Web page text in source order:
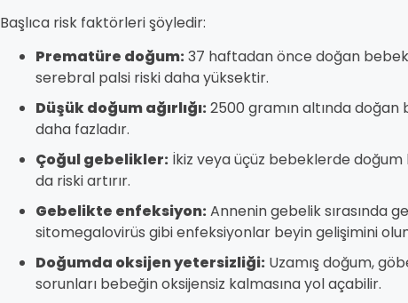
Başlıca risk faktörleri şöyledir:
Prematüre doğum:37 haftadan önce doğan
serebral palsi riski daha yüksektir.
Düşük doğum ağırlığı:2500 gramın altında
daha fazladır.
Çoğul gebelikler: İkiz veya üçüz bebeklerde
da riski artırır.
Gebelikte enfeksiyon:Annenin gebelik sırasında
sitomegalovirüs gibi enfeksiyonlar beyin gelişimini
Doğumda oksijen yetersizliği: Uzamış doğum,
sorunları bebeğin oksijensiz kalmasına yol açabilir.